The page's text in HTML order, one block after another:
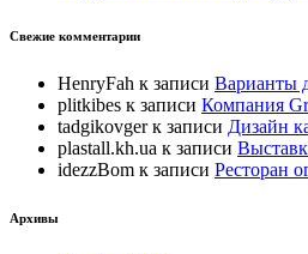
Свежие комментарии
HenryFah к записи Варианты
plitkibes к записи Компания
tadgikovgerк записи Дизайн
plastall.kh.ua к записи
idezzBom к записи Ресторан
Архивы